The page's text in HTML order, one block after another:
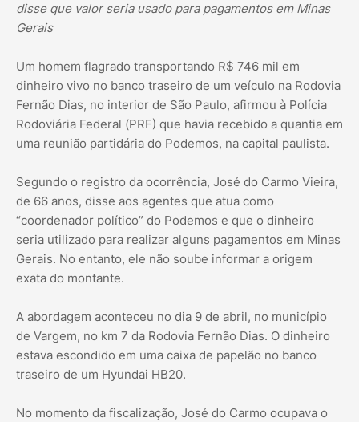
disse que valor seria usado para pagamentos em Minas
Gerais
Um homem flagrado transportando R$ 746 mil em
dinheiro vivo no banco traseiro de um veículo na Rodovia
Fernão Dias, no interior de São Paulo, afirmou à Polícia
Rodoviária Federal (PRF) que havia recebido a quantia em
uma reunião partidária do Podemos, na capital paulista.
Segundo o registro da ocorrência, José do Carmo Vieira,
de 66 anos, disse aos agentes que atua como
“coordenador político” do Podemos e que o dinheiro
seria utilizado para realizar alguns pagamentos em Minas
Gerais. No entanto, ele não soube informar a origem
exata do montante.
A abordagem aconteceu no dia 9 de abril, no município
de Vargem, no km 7 da Rodovia Fernão Dias. O dinheiro
estava escondido em uma caixa de papelão no banco
traseiro de um Hyundai HB20.
No momento da fiscalização, José do Carmo ocupava o